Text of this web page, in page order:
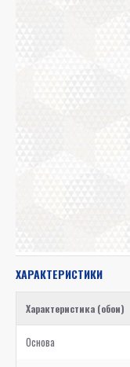
ХАРАКТЕРИСТИКИ
Характеристика (обои)
Основа